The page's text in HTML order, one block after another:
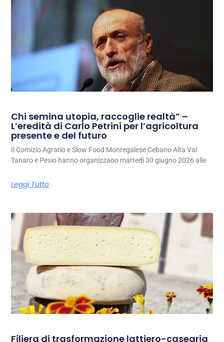
Chi semina utopia, raccoglie realtà” –
L’eredità di Carlo Petrini per l’agricoltura
presente e del futuro
Il Comizio Agrario e Slow Food Monregalese Cebano Alta Val
Tanaro e Pesio hanno organizzaoo martedì 30 giugno 2026 alle
Leggi Tutto
Filiera di trasformazione lattiero-casearia